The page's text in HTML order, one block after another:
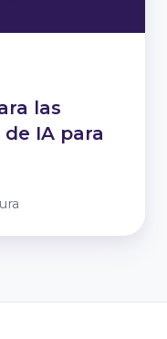
las
IA para